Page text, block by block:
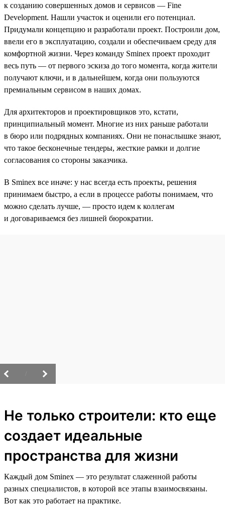
к созданию совершенных домов и сервисов — Fine
Development. Нашли участок и оценили его потенциал.
Придумали концепцию и разработали проект. Построили дом,
ввели его в эксплуатацию, создали и обеспечиваем среду для
комфортной жизни. Через команду Sminex проект проходит
весь путь — от первого эскиза до того момента, когда жители
получают ключи, и в дальнейшем, когда они пользуются
премиальным сервисом в наших домах.
Для архитекторов и проектировщиков это, кстати,
принципиальный момент. Многие из них раньше работали
в бюро или подрядных компаниях. Они не понаслышке знают,
что такое бесконечные тендеры, жесткие рамки и долгие
согласования со стороны заказчика.
В Sminex все иначе: у нас всегда есть проекты, решения
принимаем быстро, а если в процессе работы понимаем, что
можно сделать лучше, — просто идем к коллегам
и договариваемся без лишней бюрократии.
Не только строители: кто еще
создает идеальные
пространства для жизни
Каждый дом Sminex — это результат слаженной работы
разных специалистов, в которой все этапы взаимосвязаны.
Вот как это работает на практике.